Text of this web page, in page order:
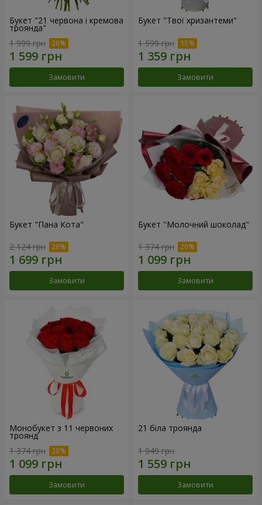
Букет "21 червона і кремова
троянда"
1 999 грн
Замовити
Букет "Твої хризантеми"
1 599 грн
Замовити
Букет "Пана Кота"
2 124 грн
Замовити
Букет "Молочний шоколад"
1 374 грн
Замовити
Монобукет з 11 червоних
троянд
1 374 грн
Замовити
21 біла троянда
1 949 грн
Замовити